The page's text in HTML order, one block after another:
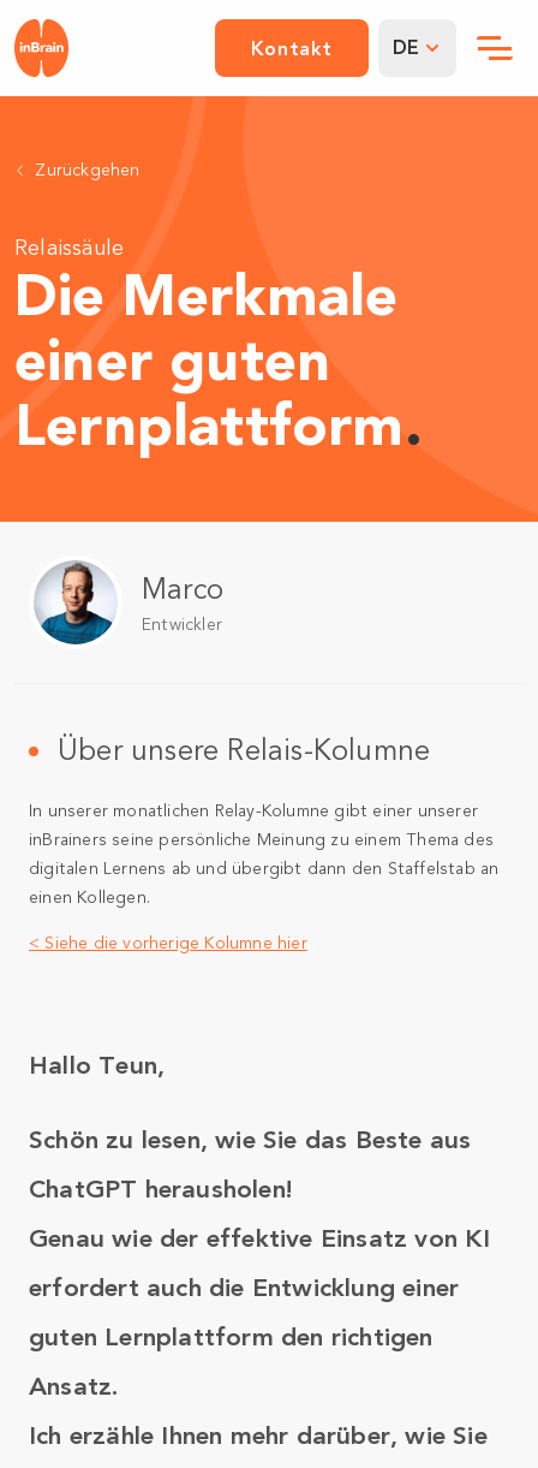
Kontakt DE
Zurückgehen
Relaissäule
Die Merkmale
einer guten
Lernplattform.
Marco
Entwickler
Über unsere Relais-Kolumne
In unserer monatlichen Relay-Kolumne gibt einer unserer
inBrainers seine persönliche Meinung zu einem Thema des
digitalen Lernens ab und übergibt dann den Staffelstab an
einen Kollegen.
< Siehe die vorherige Kolumne hier
Hallo Teun,
Schön zu lesen, wie Sie das Beste aus
ChatGPT herausholen!
Genau wie der effektive Einsatz von KI
erfordert auch die Entwicklung einer
guten Lernplattform den richtigen
Ansatz.
Ich erzähle Ihnen mehr darüber, wie Sie